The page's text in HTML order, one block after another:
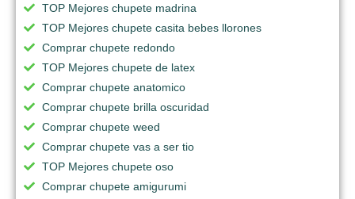
TOP Mejores chupete madrina
TOP Mejores chupete casita bebes llorones
Comprar chupete redondo
TOP Mejores chupete de latex
Comprar chupete anatomico
Comprar chupete brilla oscuridad
Comprar chupete weed
Comprar chupete vas a ser tio
TOP Mejores chupete oso
Comprar chupete amigurumi